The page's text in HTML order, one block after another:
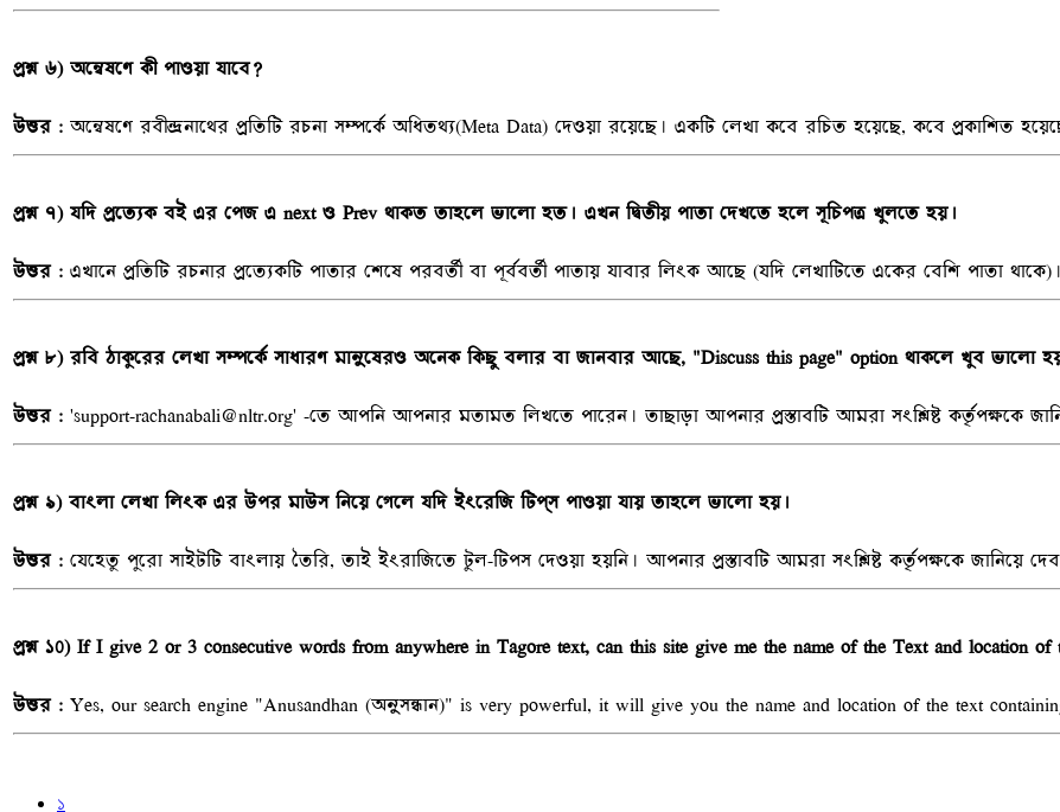
প্রশ্ন ৬) অন্বেষণে কী পাওয়া যাবে?
উত্তর : অন্বেষণে রবীন্দ্রনাথের প্রতিটি রচনা সম্পর্কে অধিতথ্য(Meta Data) দেওয়া রয়েছে। একটি লেখা কবে রচিত হয়েছে, কবে প্রকাশিত
প্রশ্ন ৭) যদি প্রত্যেক বই এর পেজ এ next ও Prev থাকত তাহলে ভালো হত। এখন দ্বিতীয় পাতা দেখতে হলে সূচিপত্র খুলতে হয়।
উত্তর : এখানে প্রতিটি রচনার প্রত্যেকটি পাতার শেষে পরবর্তী বা পূর্ববর্তী পাতায় যাবার লিংক আছে (যদি লেখাটিতে একের বেশি পাতা
প্রশ্ন ৮) রবি ঠাকুরের লেখা সম্পর্কে সাধারণ মানুষেরও অনেক কিছু বলার বা জানবার আছে, "Discuss this page" option থাকলে খুব ভালো
উত্তর : 'support-rachanabali@nltr.org' -তে আপনি আপনার মতামত লিখতে পারেন। তাছাড়া আপনার প্রস্তাবটি আমরা সংশ্লিষ্ট কর্তৃপক্ষকে
প্রশ্ন ৯) বাংলা লেখা লিংক এর উপর মাউস নিয়ে গেলে যদি ইংরেজি টিপ্‌স পাওয়া যায় তাহলে ভালো হয়।
উত্তর : যেহেতু পুরো সাইটটি বাংলায় তৈরি, তাই ইংরাজিতে টুল-টিপস দেওয়া হয়নি। আপনার প্রস্তাবটি আমরা সংশ্লিষ্ট কর্তৃপক্ষকে জানিয়ে
প্রশ্ন ১০) If I give 2 or 3 consecutive words from anywhere in Tagore text, can this site give me the name of the Text and location of
উত্তর : Yes, our search engine "Anusandhan (অনুসন্ধান)" is very powerful, it will give you the name and location of the text
১